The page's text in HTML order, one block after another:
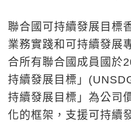
聯合國可持續發展目標
業務實踐和可持續發展
合所有聯合國成員國於
持續發展目標」
持續發展目標」為公司
化的框架，支援可持續